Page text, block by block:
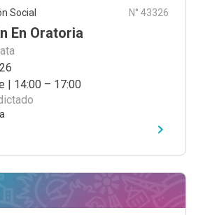
Social N° 43326
En Oratoria
| 14:00 – 17:00